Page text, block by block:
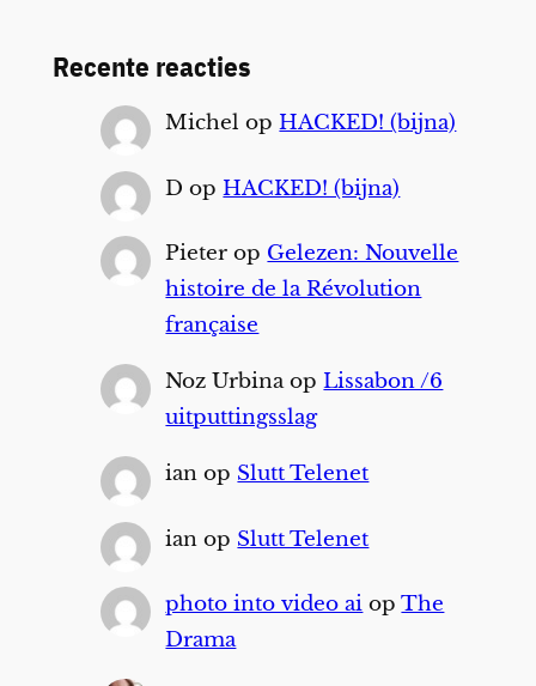
Recente reacties
Michel opHACKED! (bijna)
D opHACKED! (bijna)
Pieter op Gelezen: Nouvelle
histoire de la Révolution
française
Noz UrbinaopLissabon /6
uitputtingsslag
ian op Slutt Telenet
ian op Slutt Telenet
photo into video ai opThe
Drama